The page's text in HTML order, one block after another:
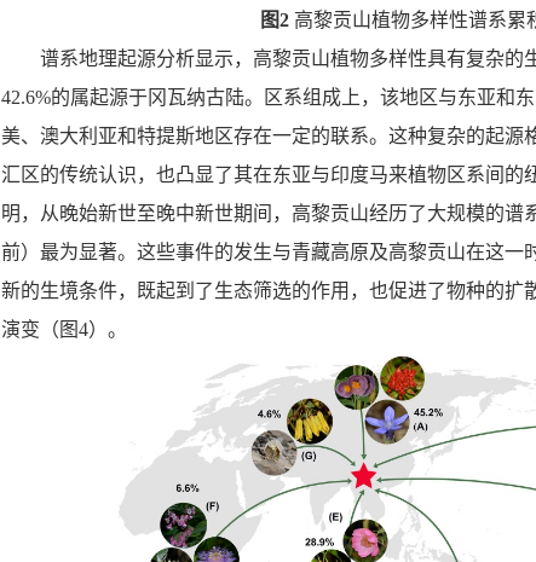
图2 高黎贡山植物多样性谱系累
谱系地理起源分析显示， 高黎贡山植物多样性具有复杂的
42.6%的属起源于冈瓦纳古陆。区系组成上，该地区与东亚和
美、澳大利亚和特提斯地区存在一定的联系。这种复杂的起
汇区的传统认识， 也凸显了其在东亚与印度马来植物区系间的
明，
从晚始新世至晚中新世期间，高黎贡山经历了大规模的谱
前）最为显著。这些事件的发生与青藏高原及高黎贡山在这
新的生境条件，既起到了生态筛选的作用，也促进了物种的
演变（图4）。